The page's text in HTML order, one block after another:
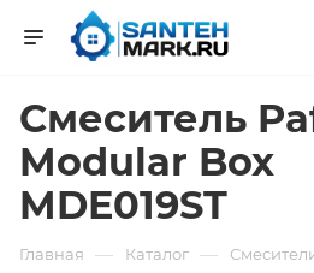
Смеситель
Modular Box
MDE019ST
Главная — Каталог —